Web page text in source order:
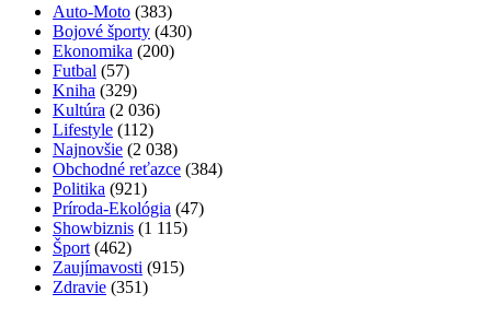
Auto-Moto (383)
Bojové športy (430)
Ekonomika (200)
Futbal (57)
Kniha (329)
Kultúra (2 036)
Lifestyle (112)
Najnovšie (2 038)
Obchodné reťazce (384)
Politika (921)
Príroda-Ekológia (47)
Showbiznis (1 115)
Šport (462)
Zaujímavosti (915)
Zdravie (351)